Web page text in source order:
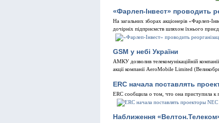
«Фарлеп-Інвест» проводить
На загальних зборах акціонерів «Фарлеп-
дочірніх підприємств шляхом їхнього
GSM у небі України
АМКУ дозволив телекомунікаційній
акції компанії AeroMobіle Lіmіted
ERC начала поставлять
ERC сообщила о том, что она приступила
Наближення